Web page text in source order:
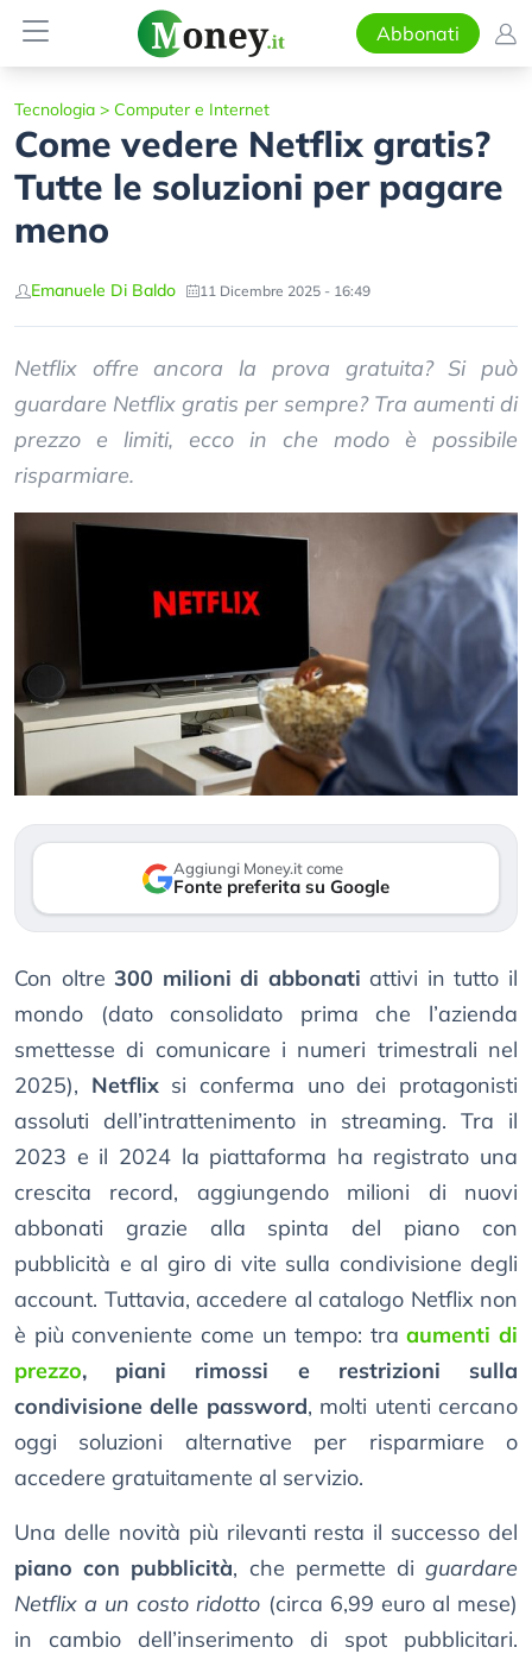
Abbonati
Tecnologia > Computer e Internet
Come vedere Netflix gratis?
Tutte le soluzioni per pagare
meno
Emanuele Di Baldo 11 Dicembre 2025 - 16:49
Netflix offre ancora la prova gratuita? Si può
guardare Netflix gratis per sempre? Tra aumenti di
prezzo e limiti, ecco in che modo è possibile
risparmiare.
Aggiungi Money.it come
Fonte preferita su Google
Con oltre300 milioni di abbonati attivi in tutto il
mondo (dato consolidato prima che l’azienda
smettesse di comunicare i numeri trimestrali nel
2025), Netflixsi conferma uno dei protagonisti
assoluti dell’intrattenimento in streaming. Tra il
2023 e il 2024 la piattaforma ha registrato una
crescita record, aggiungendo milioni di nuovi
abbonati grazie alla spinta del piano con
pubblicità e al giro di vite sulla condivisione degli
account. Tuttavia, accedere al catalogo Netflix non
è più conveniente come un tempo: traaumenti di
prezzo, piani rimossi e restrizioni sulla
condivisione delle password, molti utenti cercano
oggi soluzioni alternative per risparmiare o
accedere gratuitamente al servizio.
Una delle novità più rilevanti resta il successo del
piano con pubblicità, che permette diguardare
Netflix a un costo ridotto (circa 6,99 euro al mese)
in cambio dell’inserimento di spot pubblicitari.